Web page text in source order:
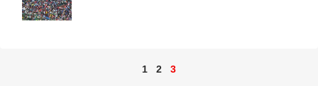
1 2 3